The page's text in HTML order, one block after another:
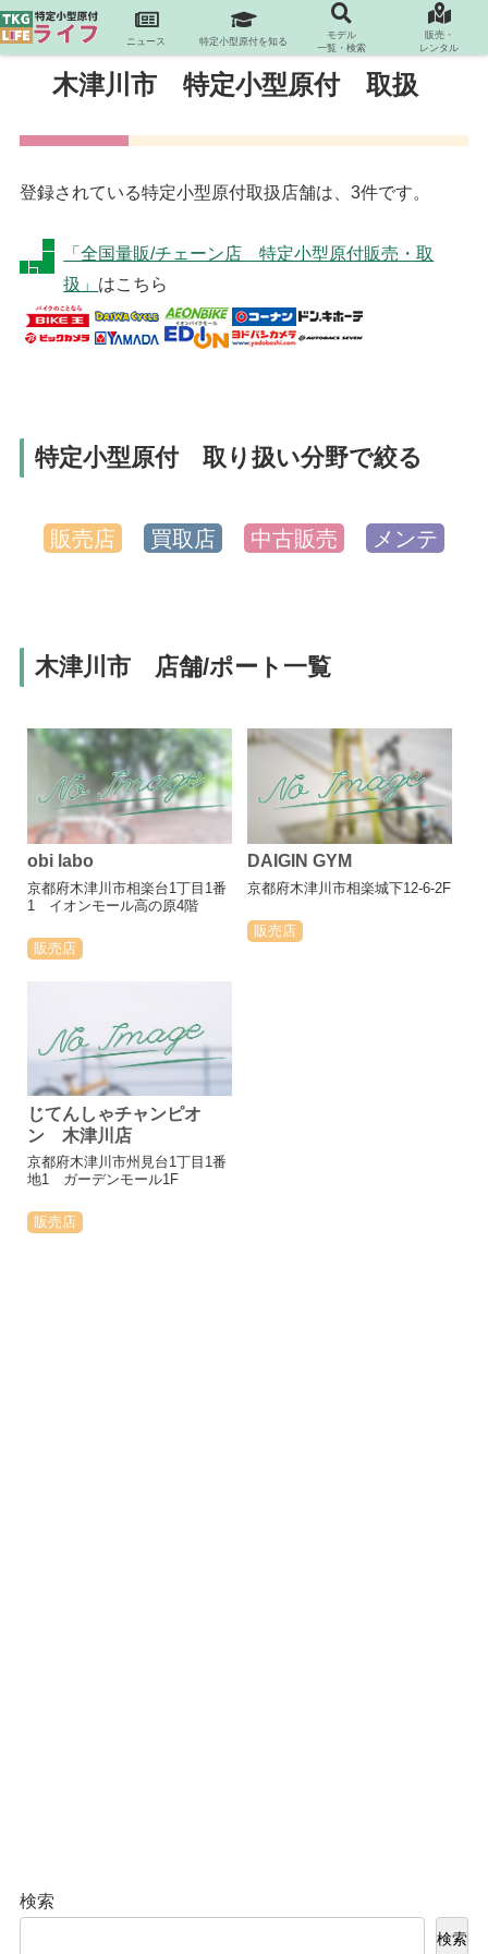
木津川市 特定小型原付 取扱
登録されている特定小型原付取扱店舗は、3件です。
「全国量販/チェーン店 特定小型原付販売・取
扱」 はこちら
特定小型原付 取り扱い分野で絞る
販売店 買取店 中古販売 メンテ
木津川市 店舗/ポート一覧
obi labo
京都府木津川市相楽台1丁目1番
1 イオンモール高の原4階
販売店
DAIGIN GYM
京都府木津川市相楽城下12-6-2F
販売店
じてんしゃチャンピオ
ン 木津川店
京都府木津川市州見台1丁目1番
地1 ガーデンモール1F
販売店
検索
検索
ニュース 特定小型原付を知る
モデル
一覧・検索
販売・
レンタル